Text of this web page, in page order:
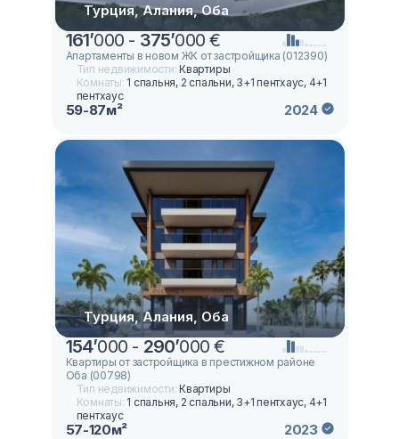
Турция, Алания, Оба
161’000 - 375’000 €
Апартаменты в новом ЖК от застройщика (012390)
Тип недвижимости:Квартиры
Комнаты: 1 спальня, 2 спальни, 3+1 пентхаус, 4+1
пентхаус
59-87м² 2024
Турция, Алания, Оба
154’000 - 290’000 €
Квартиры от застройщика в престижном районе
Оба (00798)
Тип недвижимости:Квартиры
Комнаты: 1 спальня, 2 спальни, 3+1 пентхаус, 4+1
пентхаус
57-120м² 2023